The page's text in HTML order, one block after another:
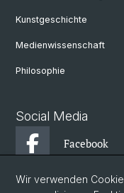
Kunstgeschichte
Medienwissenschaft
Philosophie
Social Media
Facebook
Instagram
Wir verwenden